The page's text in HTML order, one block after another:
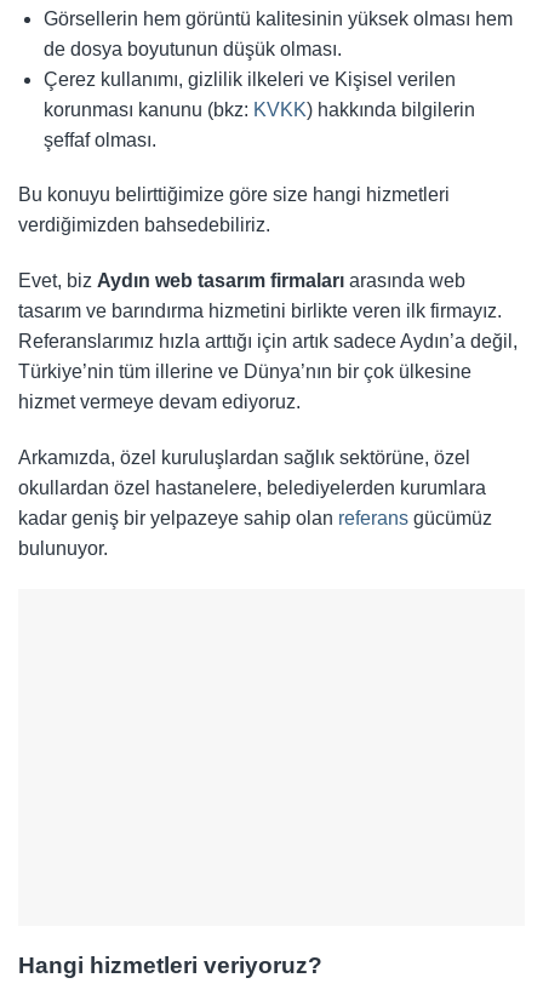
Görsellerin hem görüntü kalitesinin yüksek olması hem
de dosya boyutunun düşük olması.
Çerez kullanımı, gizlilik ilkeleri ve Kişisel verilen
korunması kanunu (bkz: KVKK) hakkında bilgilerin
şeffaf olması.
Bu konuyu belirttiğimize göre size hangi hizmetleri
verdiğimizden bahsedebiliriz.
Evet, biz Aydın web tasarım firmaları arasında web
tasarım ve barındırma hizmetini birlikte veren ilk firmayız.
Referanslarımız hızla arttığı için artık sadece Aydın’a değil,
Türkiye’nin tüm illerine ve Dünya’nın bir çok ülkesine
hizmet vermeye devam ediyoruz.
Arkamızda, özel kuruluşlardan sağlık sektörüne, özel
okullardan özel hastanelere, belediyelerden kurumlara
kadar geniş bir yelpazeye sahip olan referans gücümüz
bulunuyor.
Hangi hizmetleri veriyoruz?